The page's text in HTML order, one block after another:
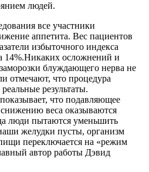
людей.
все участники
аппетита. Вес пациентов
избыточного индекса
осложнений и
блуждающего нерва не
отмечают, что процедура
результаты.
что подавляющее
веса оказываются
люди пытаются уменьшить
желудки пусты, организм
переключается на «режим
автор работы Дэвид